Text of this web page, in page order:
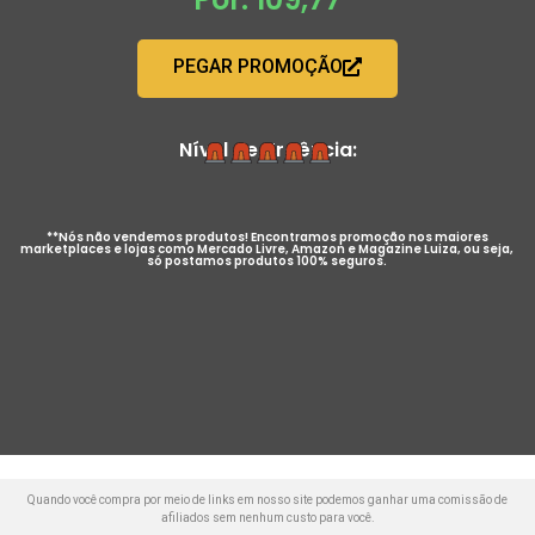
PEGAR PROMOÇÃO
Nível de Urgência:
**Nós não vendemos produtos! Encontramos promoção nos maiores
marketplaces e lojas como Mercado Livre, Amazon e Magazine Luiza, ou seja,
só postamos produtos 100% seguros.
Quando você compra por meio de links em nosso site podemos ganhar uma comissão de
afiliados sem nenhum custo para você.